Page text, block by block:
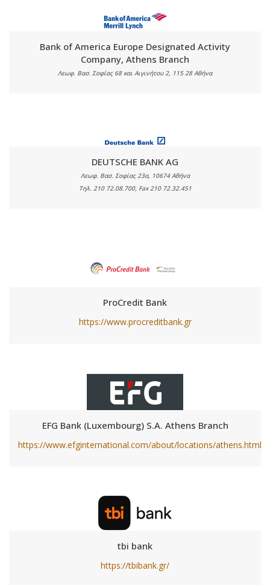
Bank of America Europe Designated Activity
Company, Athens Branch
Λεωφ. Βασ. Σοφίας 68 και Αιγινήτου 2, 115 28 Αθήνα
DEUTSCHE BANK AG
Λεωφ. Βασ. Σοφίας 23α, 10674 Αθήνα
Τηλ. 210 72.08.700, Fax 210 72.32.451
ProCredit Bank
https://www.procreditbank.gr
EFG Bank (Luxembourg) S.A. Athens Branch
https://www.efginternational.com/about/locations/athens.html
tbi bank
https://tbibank.gr/